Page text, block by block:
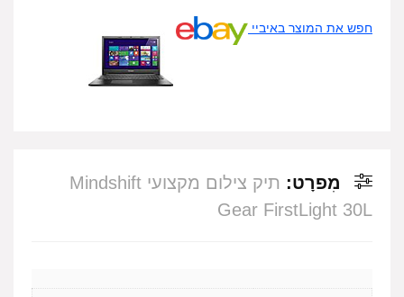
חפש את המוצר באיביי
מִפרָט:
תיק צילום מקצועי Mindshift
Gear FirstLight 30L